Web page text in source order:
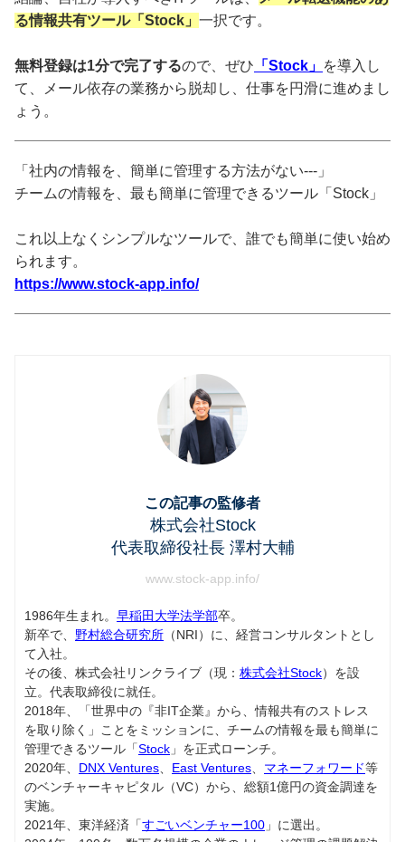
る情報共有ツール「Stock」 一択です。
無料登録は1分で完了するので、ぜひ 「Stock」 を導入し
て、メール依存の業務から脱却し、仕事を円滑に進めまし
ょう。
「社内の情報を、簡単に管理する方法がない---」
チームの情報を、最も簡単に管理できるツール「Stock」
これ以上なくシンプルなツールで、誰でも簡単に使い始め
られます。
https://www.stock-app.info/
この記事の監修者
株式会社Stock
代表取締役社長 澤村大輔
www.stock-app.info/
1986年生まれ。 早稲田大学法学部卒。
新卒で、 野村総合研究所 （NRI）に、経営コンサルタントとし
て入社。
その後、株式会社リンクライブ（現： 株式会社Stock）を設
立。代表取締役に就任。
2018年、「世界中の『非IT企業』から、情報共有のストレス
を取り除く」ことをミッションに、チームの情報を最も簡単に
管理できるツール「Stock 」を正式ローンチ。
2020年、 DNX Ventures、 East Ventures、 マネーフォワード等
のベンチャーキャピタル（VC）から、総額1億円の資金調達を
実施。
2021年、東洋経済「すごいベンチャー100 」に選出。